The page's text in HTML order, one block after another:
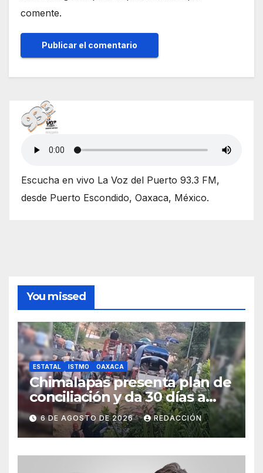
comente.
Escucha en vivo La Voz del Puerto 93.3 FM,
desde Puerto Escondido, Oaxaca, México.
You missed
ESTATAL ISTMO OAXACA
Chimalapas presenta plan de
conciliación y da 30 días a
ejidos chiapanecos para
definir situación territorial
6 DE AGOSTO DE 2026 REDACCIÓN